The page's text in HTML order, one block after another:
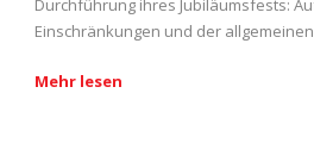
Durchführung ihres Jubiläumsfests:
Einschränkungen und der
Mehr lesen